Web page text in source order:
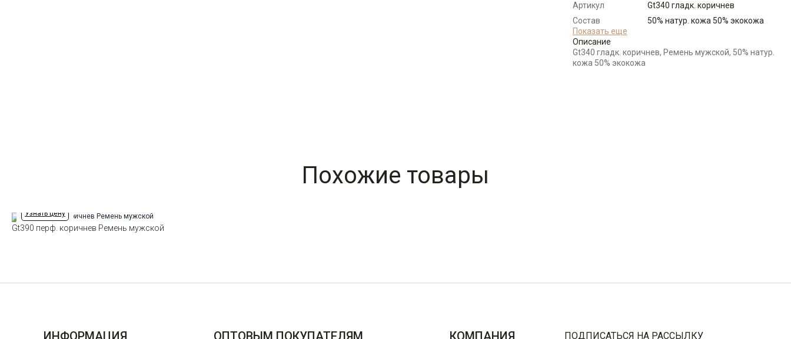
Артикул
Gt340 гладк. коричнев
Состав
сырья
50% натур. кожа 50% экокожа
Бренд
Модель
Показать еще
Описание
Gt340 гладк. коричнев, Ремень мужской, 50% натур.
кожа 50% экокожа
Похожие товары
Узнать цену
Gt390 перф. коричнев Ремень мужской
ИНФОРМАЦИЯ ОПТОВЫМ ПОКУПАТЕЛЯМ КОМПАНИЯ ПОДПИСАТЬСЯ НА РАССЫЛКУ